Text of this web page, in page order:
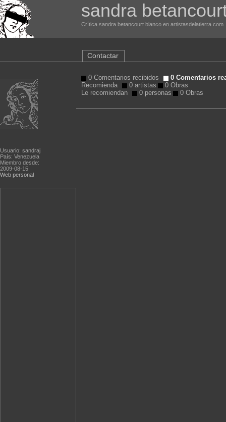
sandra
Crítica sandra betancourt blanco en artistasdelatierra.com
Usuario: sandraj
País: Venezuela
Miembro desde:
2009-08-15
Web personal
Contactar
0 Comentarios recibidos
0 Comentarios
Recomienda
0 artistas
0 Obras
Le recomiendan
0 personas 0 Obras